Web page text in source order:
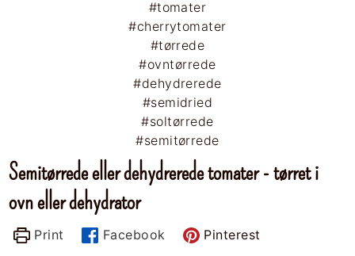
Semitørrede eller dehydrerede tomater - tørret i
ovn eller dehydrator
Print Facebook Pinterest